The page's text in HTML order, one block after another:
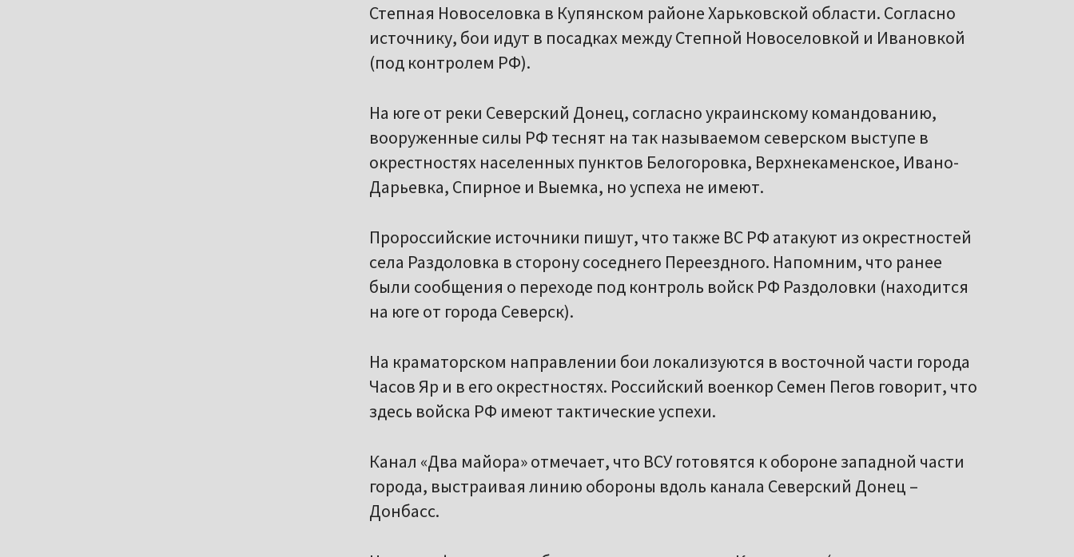
Степная Новоселовка в Купянском районе Харьковской области. Согласно
источнику, бои идут в посадках между Степной Новоселовкой и Ивановкой
(под контролем РФ).
На юге от реки Северский Донец, согласно украинскому командованию,
вооруженные силы РФ теснят на так называемом северском выступе в
окрестностях населенных пунктов Белогоровка, Верхнекаменское, Ивано-
Дарьевка, Спирное и Выемка, но успеха не имеют.
Пророссийские источники пишут, что также ВС РФ атакуют из окрестностей
села Раздоловка в сторону соседнего Переездного. Напомним, что ранее
были сообщения о переходе под контроль войск РФ Раздоловки (находится
на юге от города Северск).
На краматорском направлении бои локализуются в восточной части города
Часов Яр и в его окрестностях. Российский военкор Семен Пегов говорит, что
здесь войска РФ имеют тактические успехи.
Канал «Два майора» отмечает, что ВСУ готовятся к обороне западной части
города, выстраивая линию обороны вдоль канала Северский Донец –
Донбасс.